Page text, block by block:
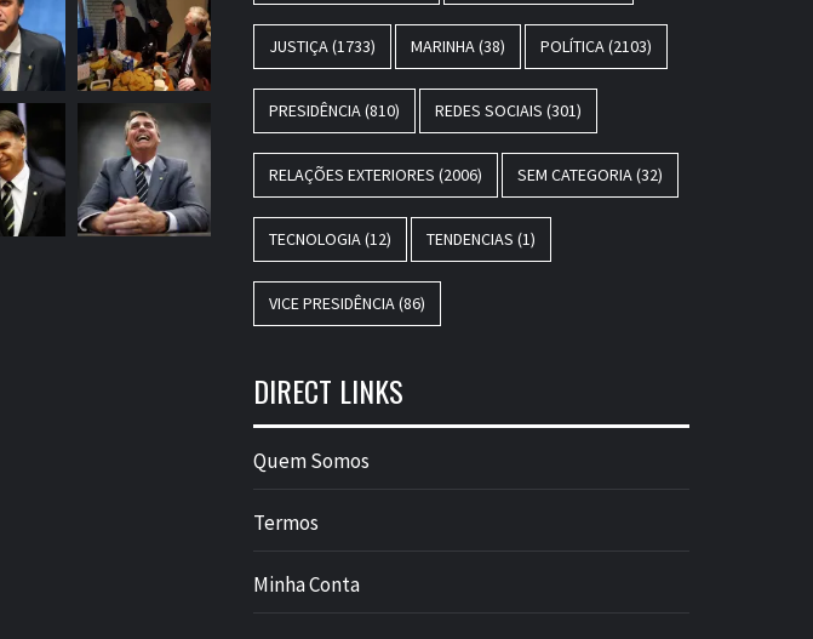
JUSTIÇA (1733) MARINHA (38) POLÍTICA (2103)
PRESIDÊNCIA (810) REDES SOCIAIS (301)
RELAÇÕES EXTERIORES (2006) SEM CATEGORIA (32)
TECNOLOGIA (12) TENDENCIAS (1)
VICE PRESIDÊNCIA (86)
DIRECT LINKS
Quem Somos
Termos
Minha Conta